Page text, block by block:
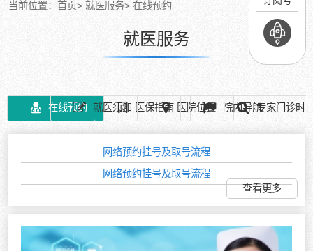
当前位置： 首页> 就医服务> 在线预约
就医服务
在线预约 就医须知 医保指南 医院位置 院内导航专家门诊时
网络预约挂号及取号流程
网络预约挂号及取号流程
查看更多